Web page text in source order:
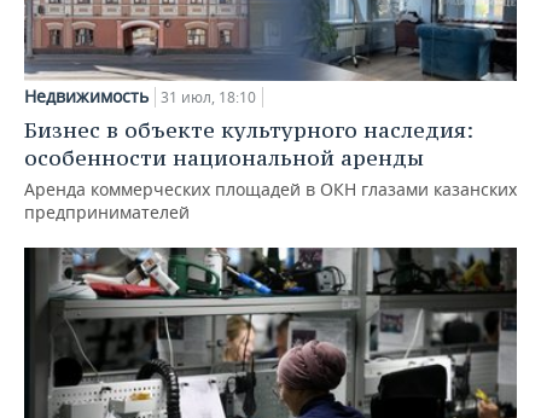
Недвижимость 31 июл, 18:10
Бизнес в объекте культурного наследия:
особенности национальной аренды
Аренда коммерческих площадей в ОКН глазами казанских
предпринимателей